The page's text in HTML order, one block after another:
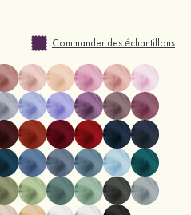
Commander des échantillons